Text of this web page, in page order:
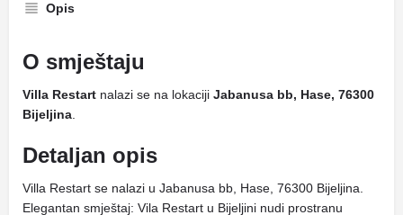
Opis
O smještaju
Villa Restart nalazi se na lokaciji Jabanusa bb, Hase, 76300
Bijeljina
Detaljan opis
Villa Restart se nalazi u Jabanusa bb, Hase, 76300 Bijeljina.
Elegantan smještaj: Vila Restart u Bijeljini nudi prostranu